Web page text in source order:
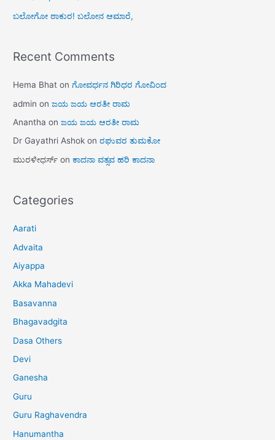
ಬಲೋಗೋ ಠಾಕುರ! ಬಲೋನ ಆಮಾರೆ,
Recent Comments
Hema Bhat onಗೋವರ್ಧನ ಗಿರಿಧರ ಗೋವಿಂದ
admin onಜಯ ಜಯ ಆರತೀ ರಾಮ
Anantha onಜಯ ಜಯ ಆರತೀ ರಾಮ
Dr Gayathri Ashok onರಘುವರ ತುಮಕೋ
ಮುರಳೀಧರ್ಸ್ onಕಾದನಾ ವತ್ಸವ ಹರಿ ಕಾದನಾ
Categories
Aarati
Advaita
Aiyappa
Akka Mahadevi
Basavanna
Bhagavadgita
Dasa Others
Devi
Ganesha
Guru
Guru Raghavendra
Hanumantha